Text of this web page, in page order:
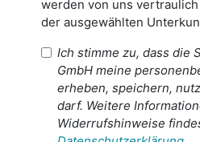
werden von uns
der ausgewählten
Ich stimme zu, dass die
GmbH meine
erheben, speichern,
darf. Weitere
Widerrufshinweise